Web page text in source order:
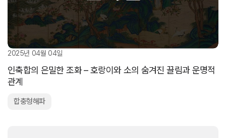
2025년 04월 04일
인축합의 은밀한 조화 – 호랑이와 소의 숨겨진 끌림과 운명적
관계
합충형해파